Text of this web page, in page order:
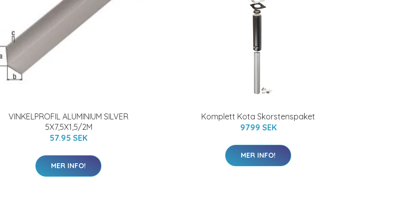
VINKELPROFIL ALUMINIUM SILVER
5X7,5X1,5/2M
57.95 SEK
MER INFO!
Komplett Kota Skorstenspaket
9799 SEK
MER INFO!